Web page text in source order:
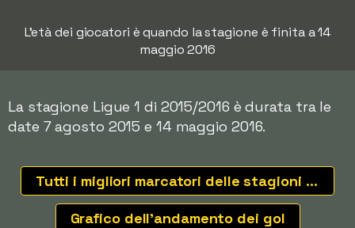
L'età dei giocatori è quando la stagione è finita a 14
maggio 2016
La stagione Ligue 1 di 2015/2016 è durata tra le
date 7 agosto 2015 e 14 maggio 2016.
Tutti i migliori marcatori delle stagioni recenti
Grafico dell'andamento dei gol